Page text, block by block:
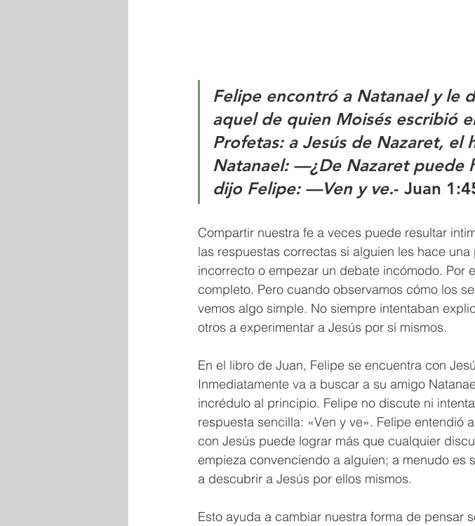
Felipe encontró a Natanael y le
aquel de quien Moisés escribió
Profetas: a Jesús de Nazaret, el
Natanael: —¿De Nazaret puede
dijo Felipe: —Ven y ve.- Juan
Compartir nuestra fe a veces puede resultar
las respuestas correctas si alguien les hace
incorrecto o empezar un debate incómodo. Por
completo. Pero cuando observamos cómo los
vemos algo simple. No siempre intentaban
otros a experimentar a Jesús por sí mismos.
En el libro de Juan, Felipe se encuentra con
Inmediatamente va a buscar a su amigo
incrédulo al principio. Felipe no discute ni
respuesta sencilla: «Ven y ve». Felipe entendió
con Jesús puede lograr más que cualquier
empieza convenciendo a alguien; a menudo es
a descubrir a Jesús por ellos mismos.
Esto ayuda a cambiar nuestra forma de pensar